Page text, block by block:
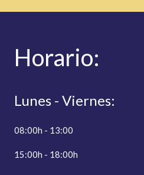
Horario:
Lunes - Viernes:
08:00h - 13:00
15:00h - 18:00h